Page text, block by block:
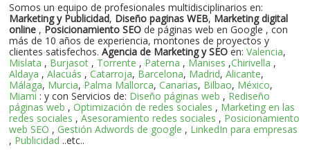
Somos un equipo de profesionales multidisciplinarios en:
Marketing y Publicidad, Diseño paginas WEB, Marketing digital
online , Posicionamiento SEO de páginas web en Google , con
más de 10 años de experiencia, montones de proyectos y
clientes satisfechos.Agencia de Marketing y SEO en:Valencia,
Mislata , Burjasot , Torrente , Paterna , Manises ,Chirivella ,
Aldaya ,Alacuás ,Catarroja, Barcelona, Madrid,Alicante,
Málaga, Murcia, Palma Mallorca,Canarias, Bilbao, México,
Miami : y con Servicios de: Diseño páginas web , Rediseño
páginas web ,Optimización de redes sociales , Marketing en las
redes sociales ,Asesoramiento redes sociales , Posicionamiento
web SEO , Gestión Adwords de google , LinkedIn para empresas
, Publicidad ..etc..